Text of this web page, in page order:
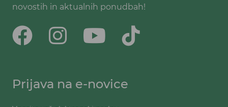
novostih in aktualnih ponudbah!
Prijava na e-novice